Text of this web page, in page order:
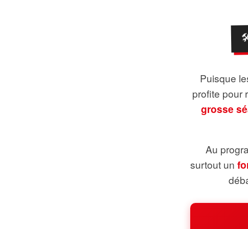
Puisque
profite pour
grosse
Au
surtout un